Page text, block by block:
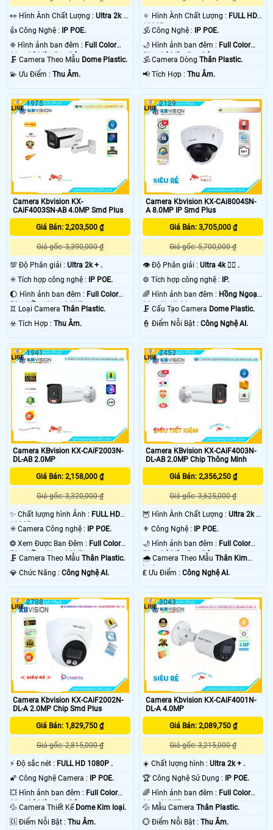
️👀 Hình Ành Chất Lượng : Ultra 2k +
👍 Công Nghệ : IP POE.
❈ Hình ảnh ban đêm : Full Color
30m Có Màu Ban Ðêm.
🗜️ Camera Theo Mẫu Dome Plastic.
️💫 Ưu Điểm : Thu Âm.
🔅 Hình Ành Chất Lượng : FULL HD
1080P .
🕉️ Công Nghệ : IP POE.
🌙 Hình ảnh ban đêm : Full Color
50m Có Màu Ban Ðêm.
🕉️ Camera DòngThân Plastic.
️📢 Tích Hợp :Thu Âm.
Camera Kbvision KX-
CAiF4003SN-AB 4.0MP Smd Plus
Giá Bán: 2,203,500 ₫
Giá gốc: 3,390,000 ₫
💯 Độ Phân giải : Ultra 2k + .
✳️ Tích hợp công nghệ : IP POE.
🌔 Hình ảnh ban đêm : Full Color
50m Hồng Ngoại SMD.
♊ Loại Camera Thân Plastic.
️☣️ Tích Hợp : Thu Âm.
1975
Camera Kbvision KX-CAi8004SN-
A 8.0MP IP Smd Plus
Giá Bán: 3,705,000 ₫
Giá gốc: 5,700,000 ₫
👁 Độ Phân giải :Ultra 4k 👍🏾 .
⚙ Tích hợp công nghệ : IP.
🌈 Hình ảnh ban đêm : Hồng Ngoại
30m Starlight.
🗜️ Cấu Tạo Camera Dome Plastic.
️👮 Điểm Nỗi Bật :Công Nghệ AI.
2129
Camera KBvision KX-CAiF2003N-
DL-AB 2.0MP
Giá Bán: 2,158,000 ₫
Giá gốc: 3,320,000 ₫
✨ Chất lượng hình Ảnh : FULL HD
1080P .
✳️ Camera Công nghệ :
IP POE.
❂ Xem Được Ban Đêm : Full Color
50m Hồng Ngoại SMD.
🗜️ Camera Theo Mẫu Thân Plastic.
️💎 Chức Năng : Công Nghệ AI.
1941
Camera KBvision KX-CAiF4003N-
DL-AB 2.0MP Chip Thông Minh
Giá Bán: 2,356,250 ₫
Giá gốc: 3,625,000 ₫
🦉 Hình Ành Chất Lượng :Ultra 2k +
⚜️ Công Nghệ : IP POE.
🌙 Hình ảnh ban đêm : Full Color
50m Có Màu Ban Ðêm.
🌧️ Camera Theo MẫuThân Kim
loại.
️₤ Ưu Điểm :Công Nghệ AI.
2453
Camera Kbvision KX-CAiF2002N-
DL-A 2.0MP Chip Smd Plus
Giá Bán: 1,829,750 ₫
Giá gốc: 2,815,000 ₫
️⚡ Độ sắc nét : FULL HD 1080P .
🌠 Công Nghệ Camera :
IP POE.
💥 Hình ảnh ban đêm : Full Color
30m Có Màu Ban Ðêm.
💦 Camera Thiết Kế Dome Kim loại.
️🆑 Điểm Nỗi Bật : Thu Âm.
2738
Camera Kbvision KX-CAiF4001N-
DL-A 4.0MP
Giá Bán: 2,089,750 ₫
Giá gốc: 3,215,000 ₫
☀️ Chất lượng hình :Ultra 2k + .
🏆 Công Nghệ Sử Dụng :
IP POE.
🌈 Hình ảnh ban đêm : Full Color
30m ONVIF.
💦 Mẫu CameraThân Plastic.
️💮 Điểm Nỗi Bật :Thu Âm.
3043